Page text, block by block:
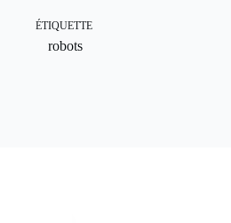
ÉTIQUETTE
robots